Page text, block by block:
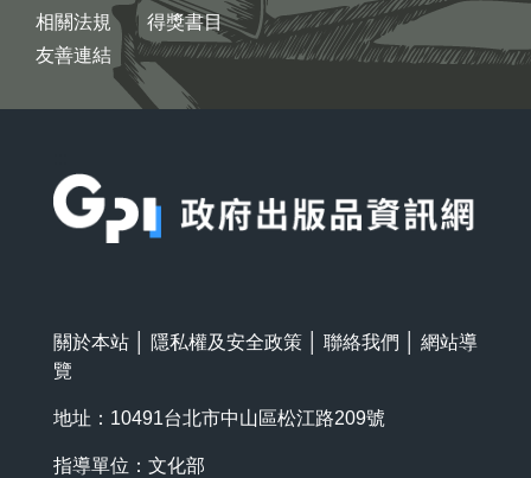
相關法規
友善連結
得獎書目
關於本站 隱私權及安全政策 聯絡我們
網站導
覽
地址：10491台北市中山區松江路209號
指導單位：文化部